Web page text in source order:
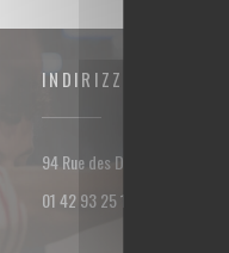
INDIRIZZO
94 Rue des Dames 75017 PARIS
01 42 93 25 18